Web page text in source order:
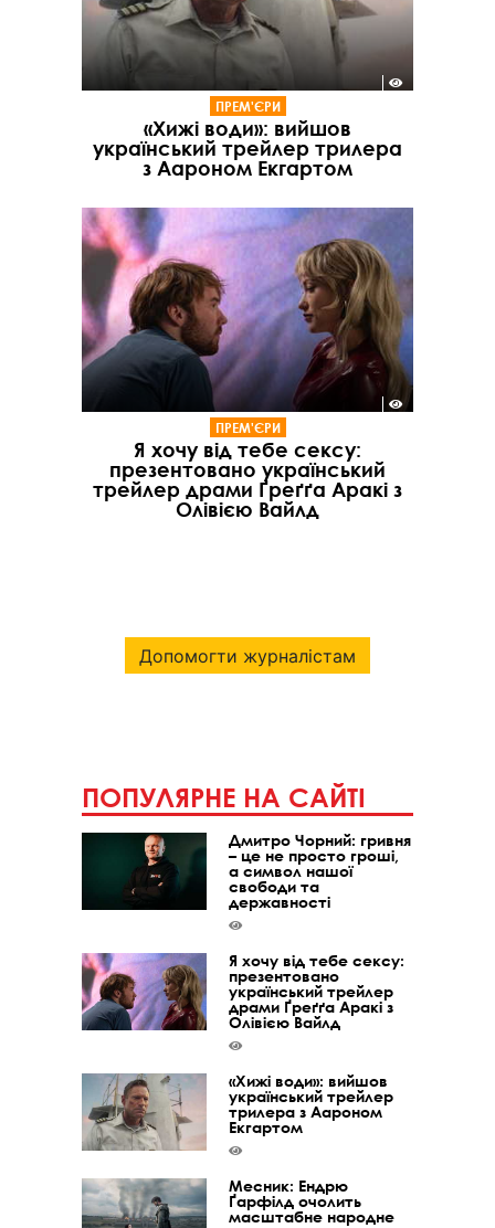
ПРЕМ'ЄРИ
«Хижі води»: вийшов
український трейлер трилера
з Аароном Екгартом
ПРЕМ'ЄРИ
Я хочу від тебе сексу:
презентовано український
трейлер драми Ґреґґа Аракі з
Олівією Вайлд
Допомогти журналістам
ПОПУЛЯРНЕ НА САЙТІ
Дмитро Чорний: гривня
– це не просто гроші,
а символ нашої
свободи та
державності
Я хочу від тебе сексу:
презентовано
український трейлер
драми Ґреґґа Аракі з
Олівією Вайлд
«Хижі води»: вийшов
український трейлер
трилера з Аароном
Екгартом
Месник: Ендрю
Ґарфілд очолить
масштабне народне